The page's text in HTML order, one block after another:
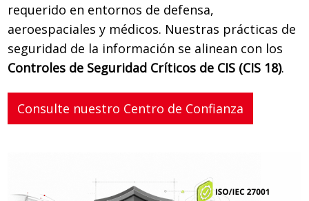
requerido en entornos de defensa,
aeroespaciales y médicos. Nuestras prácticas de
seguridad de la información se alinean con los
Controles de Seguridad Críticos de CIS (CIS 18).
Consulte nuestro Centro de Confianza